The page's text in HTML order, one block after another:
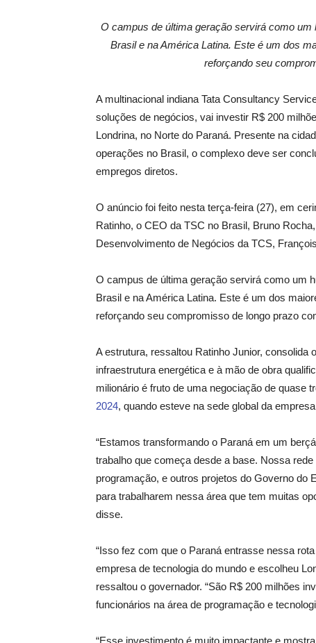
O campus de última geração servirá como
Brasil e na América Latina. Este é um dos
reforçando seu
A multinacional indiana Tata Consultancy
soluções de negócios, vai investir R$ 200
Londrina, no Norte do Paraná. Presente na
operações no Brasil, o complexo deve ser
empregos diretos.
O anúncio foi feito nesta terça-feira (27), em
Ratinho, o CEO da TSC no Brasil, Bruno
Desenvolvimento de Negócios da TCS,
O campus de última geração servirá como um
Brasil e na América Latina. Este é um dos
reforçando seu compromisso de longo prazo
A estrutura, ressaltou Ratinho Junior,
infraestrutura energética e à mão de obra
milionário é fruto de uma negociação de quase
2024, quando esteve na sede global da
“Estamos transformando o Paraná em um
trabalho que começa desde a base. Nossa
programação, e outros projetos do Governo do
para trabalharem nessa área que tem muitas
disse.
“Isso fez com que o Paraná entrasse nessa
empresa de tecnologia do mundo e escolheu
ressaltou o governador. “São R$ 200 milhões
funcionários na área de programação e